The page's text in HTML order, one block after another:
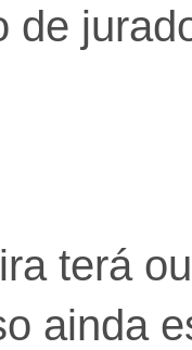
de
terá
ainda